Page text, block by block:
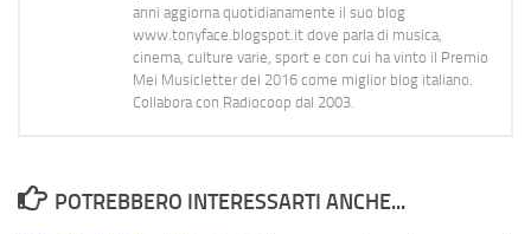
anni aggiorna quotidianamente il suo blog
www.tonyface.blogspot.it dove parla di musica,
cinema, culture varie, sport e con cui ha vinto il Premio
Mei Musicletter del 2016 come miglior blog italiano.
Collabora con Radiocoop dal 2003.
POTREBBERO INTERESSARTI ANCHE...